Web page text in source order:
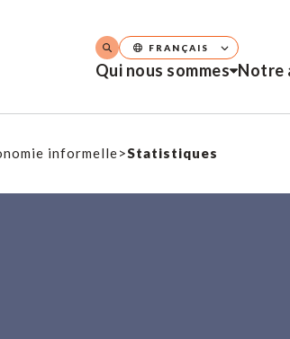
Qui nous sommes Notre
FRANÇAIS
informelle>Statistiques